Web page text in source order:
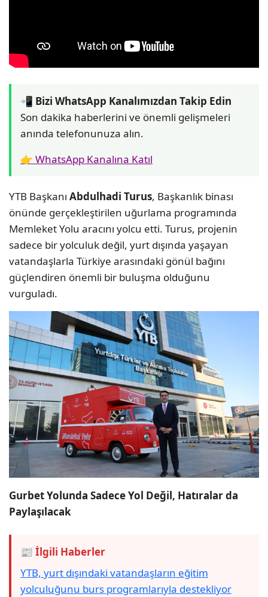
📲 Bizi WhatsApp Kanalımızdan Takip Edin
Son dakika haberlerini ve önemli gelişmeleri
anında telefonunuza alın.
👉 WhatsApp Kanalına Katıl
YTB Başkanı Abdulhadi Turus, Başkanlık binası
önünde gerçekleştirilen uğurlama programında
Memleket Yolu aracını yolcu etti. Turus, projenin
sadece bir yolculuk değil, yurt dışında yaşayan
vatandaşlarla Türkiye arasındaki gönül bağını
güçlendiren önemli bir buluşma olduğunu
vurguladı.
Gurbet Yolunda Sadece Yol Değil, Hatıralar da
Paylaşılacak
📰 İlgili Haberler
YTB, yurt dışındaki vatandaşların eğitim
yolculuğunu burs programlarıyla destekliyor